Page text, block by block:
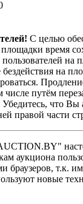
С целью
время
на
на
числе путём
что Вы
правой части
аукциона
браузеров, т.к.
новые